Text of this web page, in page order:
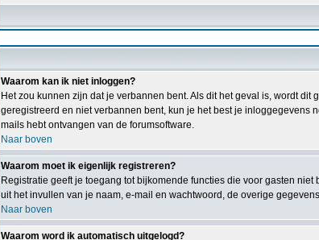
Waarom kan ik niet inloggen?
Het zou kunnen zijn dat je verbannen bent. Als dit het geval is, wordt
geregistreerd en niet verbannen bent, kun je het best je inloggegevens
mails hebt ontvangen van de forumsoftware.
Naar boven
Waarom moet ik eigenlijk registreren?
Registratie geeft je toegang tot bijkomende functies die voor gasten
uit het invullen van je naam, e-mail en wachtwoord, de overige
Naar boven
Waarom word ik automatisch uitgelogd?